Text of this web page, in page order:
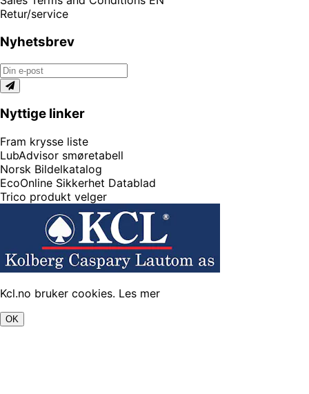
Retur/service
Nyhetsbrev
Nyttige linker
Fram krysse liste
LubAdvisor smøretabell
Norsk Bildelkatalog
EcoOnline Sikkerhet Datablad
Trico produkt velger
Kcl.no bruker cookies. Les mer
OK